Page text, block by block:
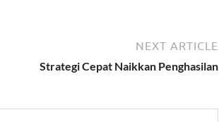
NEXT ARTICLE
Strategi Cepat Naikkan Penghasilan